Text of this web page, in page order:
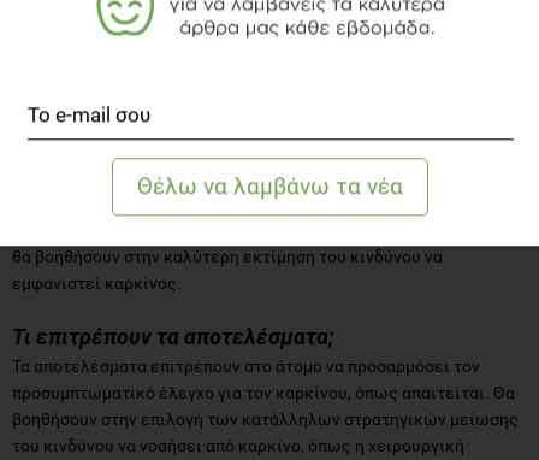
να λαμβάνεται μετά από συζήτηση με έναν ειδικό γενετικό
σύμβουλο. Αν εξαιρέσουμε λοιπόν την συναισθηματική επίπτωση
σημαντικά είτε το άτομο λάβει ένα θετικό είτε ένα αρνητικό
περιλαμβάνουν μια αίσθηση της ανακούφισης και ότι δε
χρειάζονται πρόσθετες προληπτικές εξετάσεις, θεραπεία ή
θα βοηθήσουν στην καλύτερη εκτίμηση του κινδύνου να
εμφανιστεί καρκίνος.
Τι επιτρέπουν τα αποτελέσματα;
Τα αποτελέσματα επιτρέπουν στο άτομο να προσαρμόσει τον
προσυμπτωματικό έλεγχο για τον καρκίνου, όπως απαιτείται. Θα
βοηθήσουν στην επιλογή των κατάλληλων στρατηγικών μείωσης
του κινδύνου να νοσήσει από καρκίνο, όπως η χειρουργική